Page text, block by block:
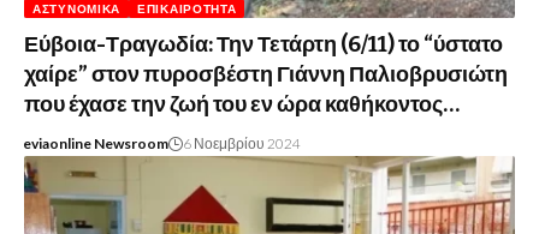
ΑΣΤΥΝΟΜΙΚΆ ΕΠΙΚΑΙΡΌΤΗΤΑ
Εύβοια-Τραγωδία: Την Τετάρτη (6/11) το “ύστατο
χαίρε” στον πυροσβέστη Γιάννη Παλιοβρυσιώτη
που έχασε την ζωή του εν ώρα καθήκοντος…
eviaonline Newsroom 6 Νοεμβρίου 2024